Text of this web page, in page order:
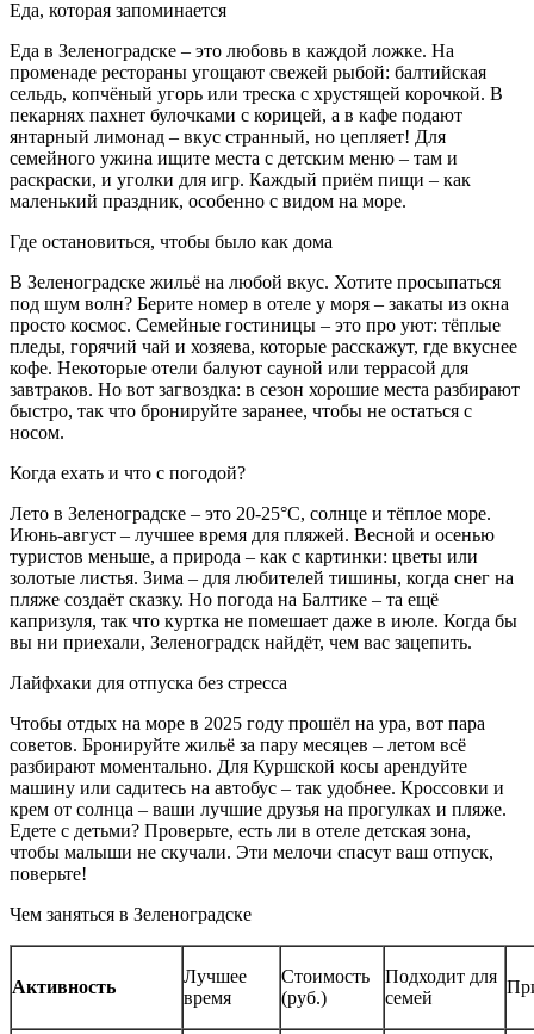
Еда, которая запоминается
Еда в Зеленоградске – это любовь в каждой ложке. На
променаде рестораны угощают свежей рыбой: балтийская
сельдь, копчёный угорь или треска с хрустящей корочкой. В
пекарнях пахнет булочками с корицей, а в кафе подают
янтарный лимонад – вкус странный, но цепляет! Для
семейного ужина ищите места с детским меню – там и
раскраски, и уголки для игр. Каждый приём пищи – как
маленький праздник, особенно с видом на море.
Где остановиться, чтобы было как дома
В Зеленоградске жильё на любой вкус. Хотите просыпаться
под шум волн? Берите номер в отеле у моря – закаты из окна
просто космос. Семейные гостиницы – это про уют: тёплые
пледы, горячий чай и хозяева, которые расскажут, где вкуснее
кофе. Некоторые отели балуют сауной или террасой для
завтраков. Но вот загвоздка: в сезон хорошие места разбирают
быстро, так что бронируйте заранее, чтобы не остаться с
носом.
Когда ехать и что с погодой?
Лето в Зеленоградске – это 20-25°C, солнце и тёплое море.
Июнь-август – лучшее время для пляжей. Весной и осенью
туристов меньше, а природа – как с картинки: цветы или
золотые листья. Зима – для любителей тишины, когда снег на
пляже создаёт сказку. Но погода на Балтике – та ещё
капризуля, так что куртка не помешает даже в июле. Когда бы
вы ни приехали, Зеленоградск найдёт, чем вас зацепить.
Лайфхаки для отпуска без стресса
Чтобы отдых на море в 2025 году прошёл на ура, вот пара
советов. Бронируйте жильё за пару месяцев – летом всё
разбирают моментально. Для Куршской косы арендуйте
машину или садитесь на автобус – так удобнее. Кроссовки и
крем от солнца – ваши лучшие друзья на прогулках и пляже.
Едете с детьми? Проверьте, есть ли в отеле детская зона,
чтобы малыши не скучали. Эти мелочи спасут ваш отпуск,
поверьте!
Чем заняться в Зеленоградске
Активность
Лучшее
время
Стоимость
(руб.)
Подходит для
семей